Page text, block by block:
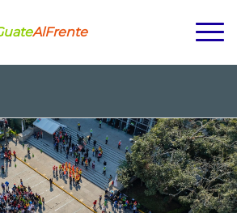
AlFrente